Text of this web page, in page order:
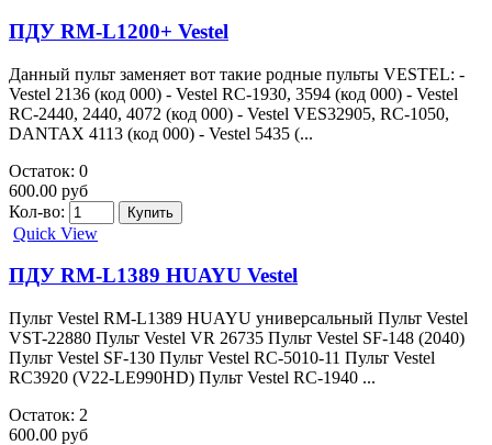
ПДУ RM-L1200+ Vestel
Данный пульт заменяет вот такие родные пульты VESTEL: -
Vestel 2136 (код 000) - Vestel RC-1930, 3594 (код 000) - Vestel
RC-2440, 2440, 4072 (код 000) - Vestel VES32905, RC-1050,
DANTAX 4113 (код 000) - Vestel 5435 (...
Остаток: 0
600.00 руб
Кол-во:
Quick View
ПДУ RM-L1389 HUAYU Vestel
Пульт Vestel RM-L1389 HUAYU универсальный Пульт Vestel
VST-22880 Пульт Vestel VR 26735 Пульт Vestel SF-148 (2040)
Пульт Vestel SF-130 Пульт Vestel RC-5010-11 Пульт Vestel
RC3920 (V22-LE990HD) Пульт Vestel RC-1940 ...
Остаток: 2
600.00 руб